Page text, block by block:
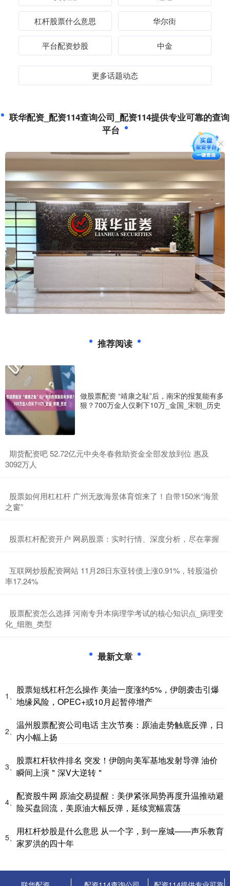
杠杆股票什么意思 华尔街
平台配资炒股 中金
更多话题动态
联华配资_配资114查询公司_配资114提供专业可靠的查询
平台
推荐阅读
做股票配资 “靖康之耻”后，南宋的报复能有多
狠？700万金人仅剩下10万_金国_宋朝_历史
​期货配资吧 52.72亿元中央冬春救助资金全部发放到位 惠及
3092万人
​股票如何用杠杠杆 广州无敌海景体育馆来了！自带150米“海景
之窗”
​股票杠杆配资开户 网易股票：实时行情、深度分析，尽在掌握
​互联网炒股配资网站 11月28日东亚转债上涨0.91%，转股溢价
率17.24%
​股票配资怎么选择 河南专升本病理学考试的核心知识点_病理变
化_细胞_类型
最新文章
1、
股票短线杠杆怎么操作 美油一度涨约5%，伊朗袭击引爆
地缘风险，OPEC+或10月起暂停增产
2、
温州股票配资公司电话 主次节奏：原油走势触底反弹，日
内小幅上扬
3、
股票杠杆软件排名 突发！伊朗向美军基地发射导弹 油价
瞬间上演＂深V大逆转＂
4、
配资股牛网 原油交易提醒：美伊紧张局势再度升温推动避
险买盘回流，美原油大幅反弹，延续宽幅震荡
5、
用杠杆炒股是什么意思 从一个字，到一座城——声乐教育
家罗洪的四十年